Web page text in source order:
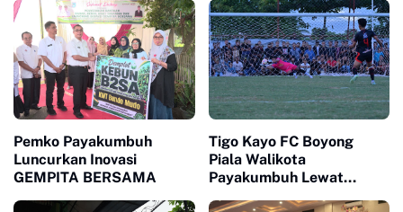
Pemko Payakumbuh
Luncurkan Inovasi
GEMPITA BERSAMA
Tigo Kayo FC Boyong
Piala Walikota
Payakumbuh Lewat